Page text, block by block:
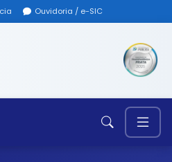
Ouvidoria / e-SIC